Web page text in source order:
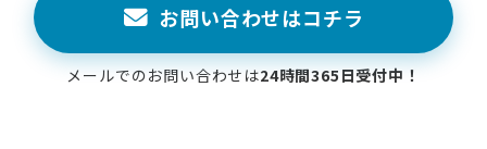
お問い合わせはコチラ
メールでのお問い合わせは24時間365日受付中！